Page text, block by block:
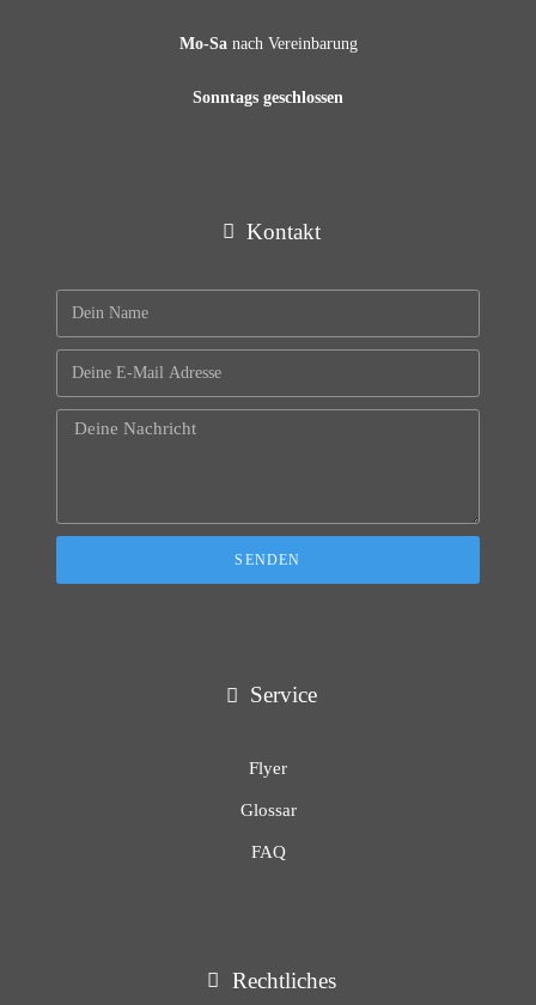
Mo-Sanach Vereinbarung
Sonntags geschlossen
Kontakt
SENDEN
Service
Flyer
Glossar
FAQ
Rechtliches